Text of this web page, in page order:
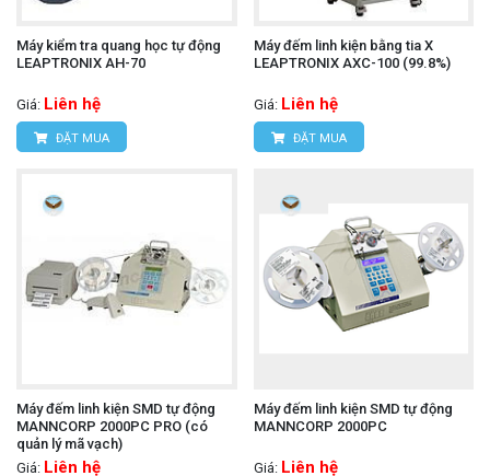
Máy kiểm tra quang học tự động
LEAPTRONIX AH-70
Giá: Liên hệ
ĐẶT MUA
Máy đếm linh kiện bằng tia X
LEAPTRONIX AXC-100 (99.8%)
Giá: Liên hệ
ĐẶT MUA
Máy đếm linh kiện SMD tự động
MANNCORP 2000PC PRO (có
quản lý mã vạch)
Giá: Liên hệ
Máy đếm linh kiện SMD tự động
MANNCORP 2000PC
Giá: Liên hệ